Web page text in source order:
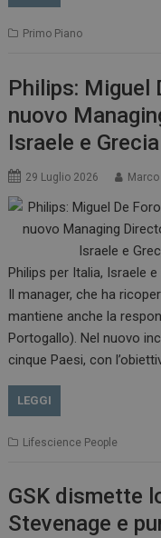
Primo Piano
Philips: Miguel
nuovo
Israele e Grecia
29 Luglio 2026
Philips per Italia, Israele
Il manager, che ha
mantiene anche la
Portogallo). Nel nuovo
cinque Paesi, con
LEGGI
Lifescience People
GSK dismette
Stevenage e